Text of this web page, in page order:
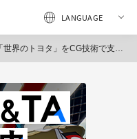
技術で支える！スマートエンジニア求人インタビュー